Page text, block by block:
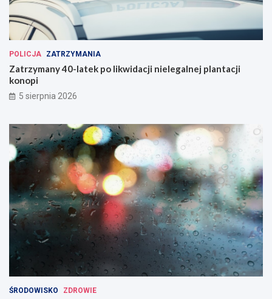
POLICJA ZATRZYMANIA
Zatrzymany 40-latek po likwidacji nielegalnej plantacji
konopi
5 sierpnia 2026
ŚRODOWISKO ZDROWIE